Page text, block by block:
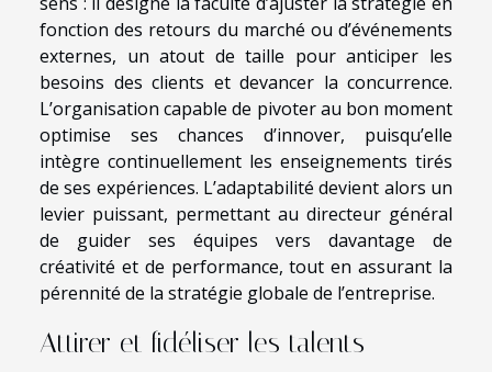
fonction des retours du marché ou d’événements
externes, un atout de taille pour anticiper les
besoins des clients et devancer la concurrence.
L’organisation capable de pivoter au bon moment
optimise ses chances d’innover, puisqu’elle
intègre continuellement les enseignements tirés
de ses expériences. L’adaptabilité devient alors un
levier puissant, permettant au directeur général
de guider ses équipes vers davantage de
créativité et de performance, tout en assurant la
pérennité de la stratégie globale de l’entreprise.
Attirer et fidéliser les talents